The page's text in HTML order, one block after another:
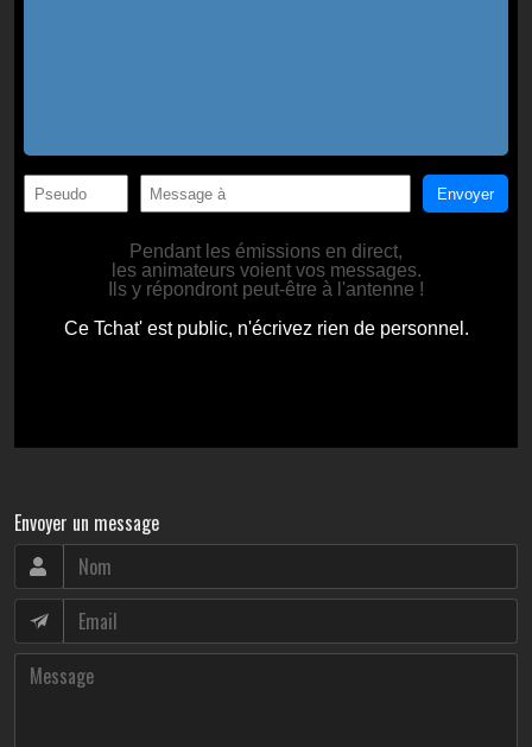
Envoyer un message